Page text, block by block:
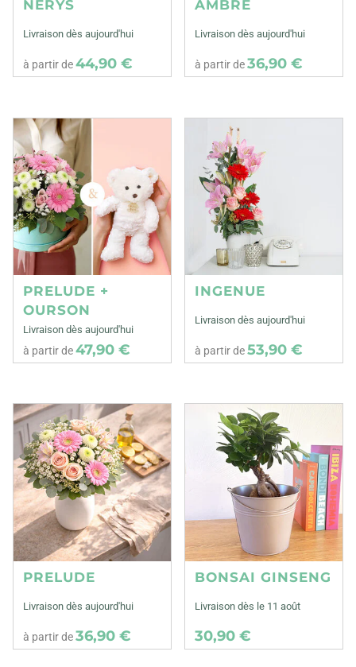
NERYS
Livraison dès aujourd'hui
à partir de44,90 €
AMBRE
Livraison dès aujourd'hui
à partir de36,90 €
PRELUDE +
OURSON
Livraison dès aujourd'hui
à partir de47,90 €
INGENUE
Livraison dès aujourd'hui
à partir de53,90 €
PRELUDE
Livraison dès aujourd'hui
à partir de36,90 €
BONSAI GINSENG
Livraison dès le 11 août
30,90 €